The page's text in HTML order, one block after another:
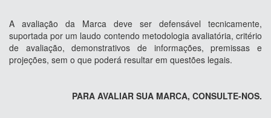
A avaliação da Marca deve ser defensável tecnicamente,
suportada por um laudo contendo metodologia avaliatória, critério
de avaliação, demonstrativos de informações, premissas e
projeções, sem o que poderá resultar em questões legais.
PARA AVALIAR SUA MARCA, CONSULTE-NOS.